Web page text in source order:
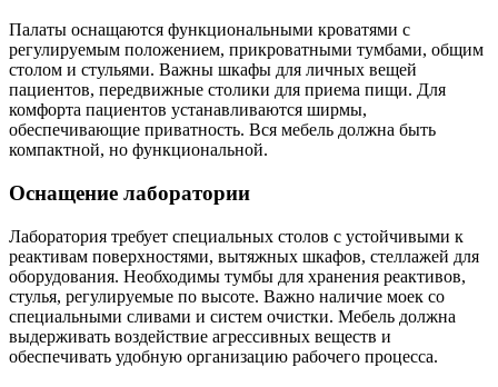
Палаты оснащаются функциональными кроватями с
регулируемым положением, прикроватными тумбами, общим
столом и стульями. Важны шкафы для личных вещей
пациентов, передвижные столики для приема пищи. Для
комфорта пациентов устанавливаются ширмы,
обеспечивающие приватность. Вся мебель должна быть
компактной, но функциональной.
Оснащение лаборатории
Лаборатория требует специальных столов с устойчивыми к
реактивам поверхностями, вытяжных шкафов, стеллажей для
оборудования. Необходимы тумбы для хранения реактивов,
стулья, регулируемые по высоте. Важно наличие моек со
специальными сливами и систем очистки. Мебель должна
выдерживать воздействие агрессивных веществ и
обеспечивать удобную организацию рабочего процесса.